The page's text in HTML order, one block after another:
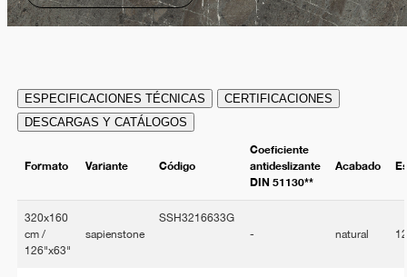
ESPECIFICACIONES TÉCNICAS
CERTIFICACIONES
DESCARGAS Y CATÁLOGOS
Formato Variante Código
Coeficiente
antideslizante
DIN 51130**
Acabado
320x160
cm /
126"x63"
sapienstone
SSH3216633G
-
natural